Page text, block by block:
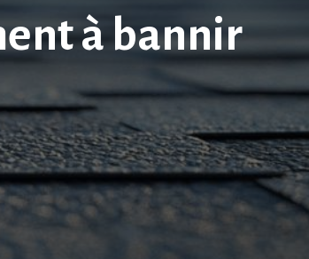
à bannir